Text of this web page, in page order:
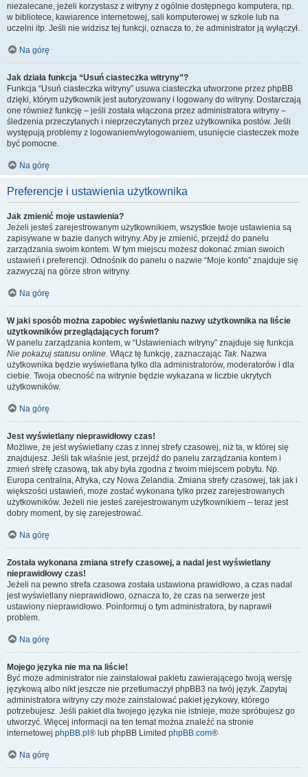
niezalecane, jeżeli korzystasz z witryny z ogólnie dostępnego komputera, np.
w bibliotece, kawiarence internetowej, sali komputerowej w szkole lub na
uczelni itp. Jeśli nie widzisz tej funkcji, oznacza to, że administrator ją wyłączył.
Na górę
Jak działa funkcja “Usuń ciasteczka witryny”?
Funkcja “Usuń ciasteczka witryny” usuwa ciasteczka utworzone przez phpBB
dzięki, którym użytkownik jest autoryzowany i logowany do witryny. Dostarczają
one również funkcję – jeśli została włączona przez administratora witryny –
śledzenia przeczytanych i nieprzeczytanych przez użytkownika postów. Jeśli
występują problemy z logowaniem/wylogowaniem, usunięcie ciasteczek może
być pomocne.
Na górę
Preferencje i ustawienia użytkownika
Jak zmienić moje ustawienia?
Jeżeli jesteś zarejestrowanym użytkownikiem, wszystkie twoje ustawienia są
zapisywane w bazie danych witryny. Aby je zmienić, przejdź do panelu
zarządzania swoim kontem. W tym miejscu możesz dokonać zmian swoich
ustawień i preferencji. Odnośnik do panelu o nazwie “Moje konto” znajduje się
zazwyczaj na górze stron witryny.
Na górę
W jaki sposób można zapobiec wyświetlaniu nazwy użytkownika na liście
użytkowników przeglądających forum?
W panelu zarządzania kontem, w “Ustawieniach witryny” znajduje się funkcja
Nie pokazuj statusu online. Włącz tę funkcję, zaznaczając Tak. Nazwa
użytkownika będzie wyświetlana tylko dla administratorów, moderatorów i dla
ciebie. Twoja obecność na witrynie będzie wykazana w liczbie ukrytych
użytkowników.
Na górę
Jest wyświetlany nieprawidłowy czas!
Możliwe, że jest wyświetlany czas z innej strefy czasowej, niż ta, w której się
znajdujesz. Jeśli tak właśnie jest, przejdź do panelu zarządzania kontem i
zmień strefę czasową, tak aby była zgodna z twoim miejscem pobytu. Np.
Europa centralna, Afryka, czy Nowa Zelandia. Zmiana strefy czasowej, tak jak i
większości ustawień, może zostać wykonana tylko przez zarejestrowanych
użytkowników. Jeżeli nie jesteś zarejestrowanym użytkownikiem – teraz jest
dobry moment, by się zarejestrować.
Na górę
Została wykonana zmiana strefy czasowej, a nadal jest wyświetlany
nieprawidłowy czas!
Jeżeli na pewno strefa czasowa została ustawiona prawidłowo, a czas nadal
jest wyświetlany nieprawidłowo, oznacza to, że czas na serwerze jest
ustawiony nieprawidłowo. Poinformuj o tym administratora, by naprawił
problem.
Na górę
Mojego języka nie ma na liście!
Być może administrator nie zainstalował pakietu zawierającego twoją wersję
językową albo nikt jeszcze nie przetłumaczył phpBB3 na twój język. Zapytaj
administratora witryny czy może zainstalować pakiet językowy, którego
potrzebujesz. Jeśli pakiet dla twojego języka nie istnieje, może spróbujesz go
utworzyć. Więcej informacji na ten temat można znaleźć na stronie
internetowej phpBB.pl ® lub phpBB Limited phpBB.com®
Na górę